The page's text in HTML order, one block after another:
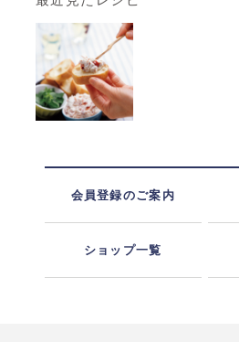
会員登録のご案内
ショップ一覧